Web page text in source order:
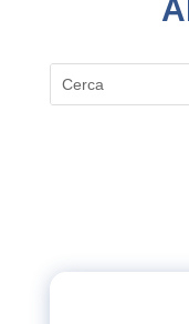
CERCA: